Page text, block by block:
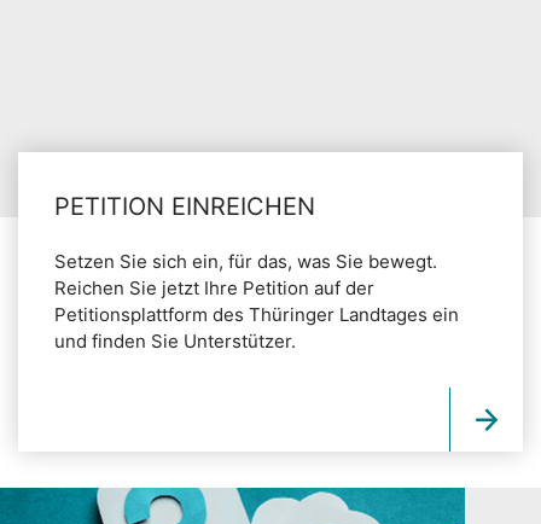
PETITION EINREICHEN
Setzen Sie sich ein, für das, was Sie bewegt.
Reichen Sie jetzt Ihre Petition auf der
Petitionsplattform des Thüringer Landtages ein
und finden Sie Unterstützer.